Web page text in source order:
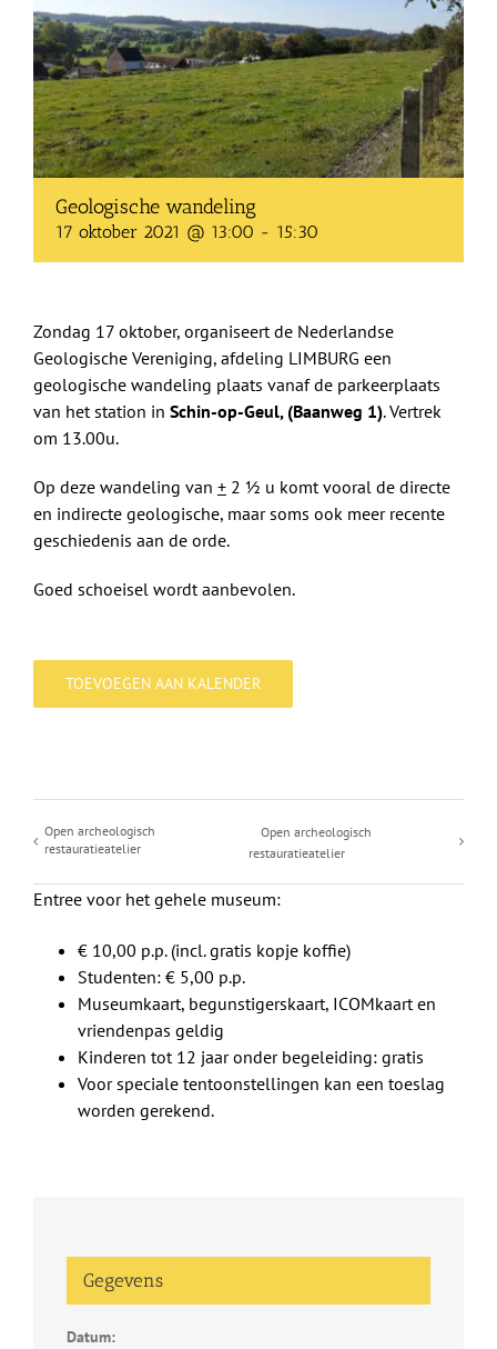
Shop
Over Ons
BEZOEK
Geologische wandeling
17 oktober 2021 @ 13:00 - 15:30
Zondag 17 oktober, organiseert de Nederlandse
Geologische Vereniging, afdeling LIMBURG een
geologische wandeling plaats vanaf de parkeerplaats
van het station in Schin-op-Geul, (Baanweg 1). Vertrek
om 13.00u.
Op deze wandeling van + 2 ½ u komt vooral de directe
en indirecte geologische, maar soms ook meer recente
geschiedenis aan de orde.
Goed schoeisel wordt aanbevolen.
TOEVOEGEN AAN KALENDER
Open archeologisch
restauratieatelier
Open archeologisch
restauratieatelier
Entree voor het gehele museum:
€ 10,00 p.p. (incl. gratis kopje koffie)
Studenten: € 5,00 p.p.
Museumkaart, begunstigerskaart, ICOMkaart en
vriendenpas geldig
Kinderen tot 12 jaar onder begeleiding: gratis
Voor speciale tentoonstellingen kan een toeslag
worden gerekend.
Gegevens
Datum: